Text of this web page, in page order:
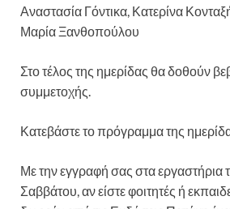
Αναστασία Γόντικα, Κατερίνα
Μαρία Ξανθοπούλου
Στο τέλος της ημερίδας θα δοθούν
συμμετοχής.
Κατεβάστε το πρόγραμμα της
Με την εγγραφή σας στα εργαστήρια
Σαββάτου, αν είστε φοιτητές ή